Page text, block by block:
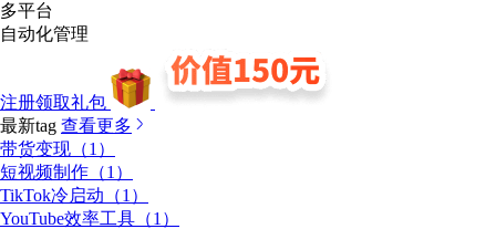
多平台
自动化管理
注册领取礼包
最新tag 查看更多
带货变现（1）
短视频制作（1）
TikTok冷启动（1）
YouTube效率工具（1）